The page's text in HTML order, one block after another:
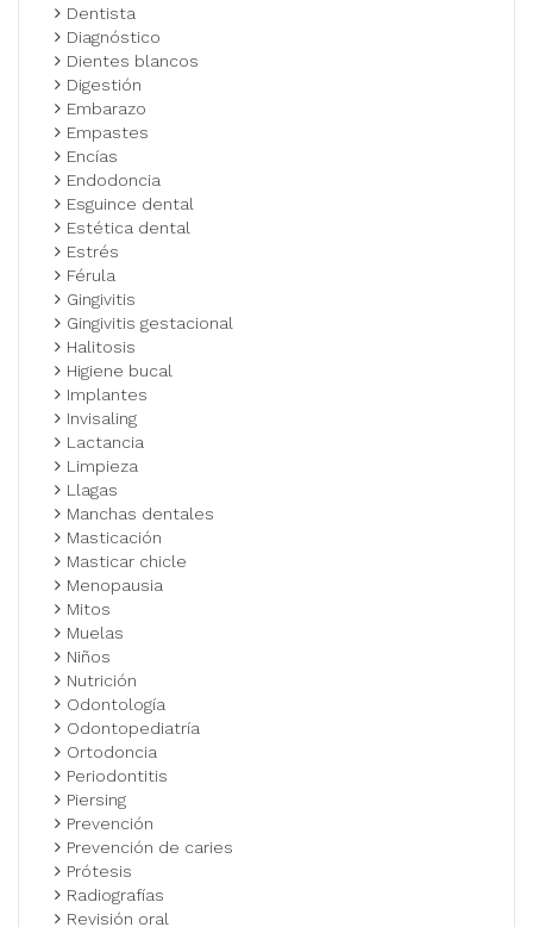
Dentista
Diagnóstico
Dientes blancos
Digestión
Embarazo
Empastes
Encías
Endodoncia
Esguince dental
Estética dental
Estrés
Férula
Gingivitis
Gingivitis gestacional
Halitosis
Higiene bucal
Implantes
Invisaling
Lactancia
Limpieza
Llagas
Manchas dentales
Masticación
Masticar chicle
Menopausia
Mitos
Muelas
Niños
Nutrición
Odontología
Odontopediatría
Ortodoncia
Periodontitis
Piersing
Prevención
Prevención de caries
Prótesis
Radiografías
Revisión oral